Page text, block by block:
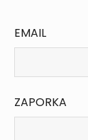
EMAIL
ZAPORKA